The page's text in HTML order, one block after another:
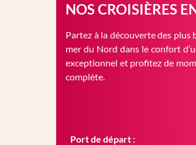
NOS CROISIÈRES
Partez à la découverte des plus
mer du Nord dans le confort
exceptionnel et profitez de
complète.
Port de départ :